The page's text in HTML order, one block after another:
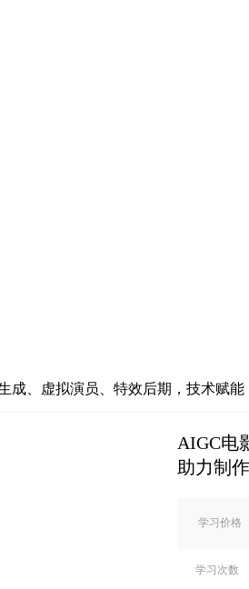
成、虚拟演员、特效后期，技术赋能
AIGC电
助力制
学习价格
学习次数